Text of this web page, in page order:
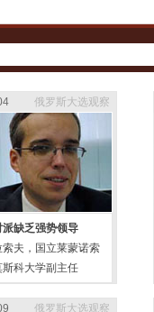
俄罗斯大选观察
派缺乏强势领导
索夫，国立莱蒙诺索
斯科大学副主任
俄罗斯大选观察